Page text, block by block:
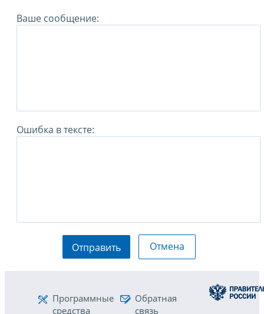
Ваше сообщение:
Ошибка в тексте:
Отправить Отмена
Программные
средства
Обратная
связь